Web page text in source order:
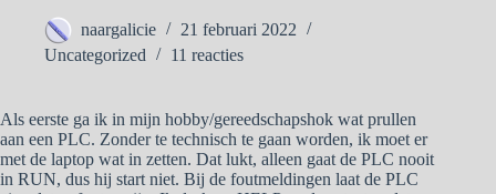
naargalicie
21 februari 2022
Uncategorized
11 reacties
Als eerste ga ik in mijn hobby/gereedschapshok wat prullen
aan een PLC. Zonder te technisch te gaan worden, ik moet er
met de laptop wat in zetten. Dat lukt, alleen gaat de PLC nooit
in RUN, dus hij start niet. Bij de foutmeldingen laat de PLC